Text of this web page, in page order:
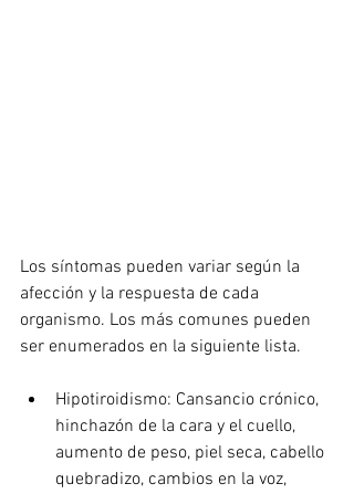
Los síntomas pueden variar según la
afección y la respuesta de cada
organismo. Los más comunes pueden
ser enumerados en la siguiente lista.
Hipotiroidismo: Cansancio crónico,
hinchazón de la cara y el cuello,
aumento de peso, piel seca, cabello
quebradizo, cambios en la voz,